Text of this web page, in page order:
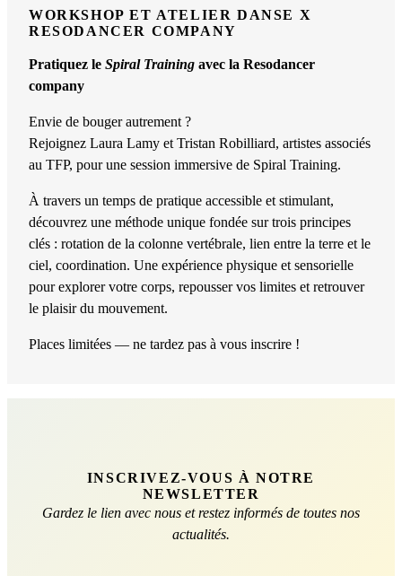
WORKSHOP ET ATELIER DANSE X
RESODANCER COMPANY
Pratiquez le Spiral Training avec la Resodancer
company
Envie de bouger autrement ?
Rejoignez Laura Lamy et Tristan Robilliard, artistes associés
au TFP, pour une session immersive de Spiral Training.
À travers un temps de pratique accessible et stimulant,
découvrez une méthode unique fondée sur trois principes
clés : rotation de la colonne vertébrale, lien entre la terre et le
ciel, coordination. Une expérience physique et sensorielle
pour explorer votre corps, repousser vos limites et retrouver
le plaisir du mouvement.
Places limitées — ne tardez pas à vous inscrire !
INSCRIVEZ-VOUS À NOTRE
NEWSLETTER
Gardez le lien avec nous et restez informés de toutes nos
actualités.